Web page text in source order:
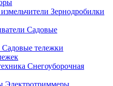
Зернодробилки
Садовые
Садовые тележки
Снегоуборочная
Электротриммеры